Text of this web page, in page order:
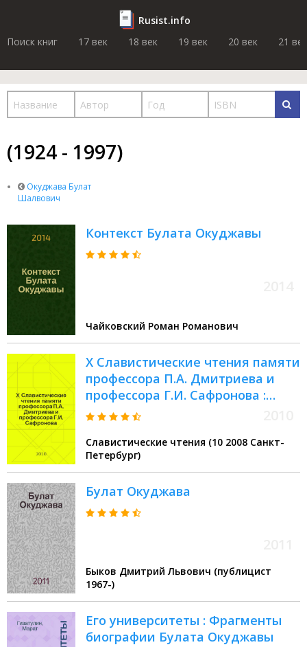
Rusist.info
Поиск книг
17 век 18 век 19 век 20 век 21 век
(1924 - 1997)
Окуджава Булат
Шалвович
Контекст Булата Окуджавы
Чайковский Роман Романович
X Славистические чтения памяти
профессора П.А. Дмитриева и
профессора Г.И. Сафронова :
материалы межвузовской
сентября 2008 года
Славистические чтения (10 2008 Санкт-
Петербург)
Булат Окуджава
Быков Дмитрий Львович (публицист
1967-)
Его университеты : Фрагменты
биографии Булата Окуджавы